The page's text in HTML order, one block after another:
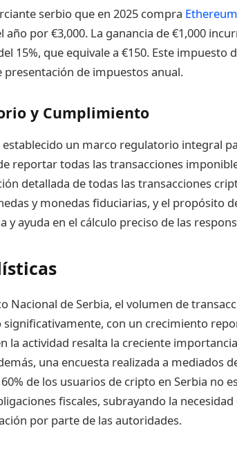
serbio que en 2025 compra Ethereum
año por €3,000. La ganancia de €1,000
15%, que equivale a €150. Este impuesto
de impuestos anual.
y Cumplimiento
un marco regulatorio integral
reportar todas las transacciones
detallada de todas las transacciones
y monedas fiduciarias, y el propósito
y ayuda en el cálculo preciso de las
Nacional de Serbia, el volumen de
con un crecimiento
la actividad resalta la creciente
una encuesta realizada a mediados
de los usuarios de cripto en Serbia no
fiscales, subrayando la
por parte de las autoridades.